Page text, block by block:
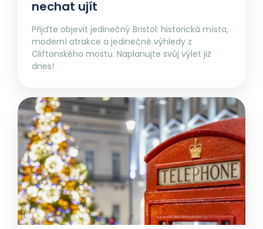
nechat ujít
Přijďte objevit jedinečný Bristol: historická místa,
moderní atrakce a jedinečné výhledy z
Cliftonského mostu. Naplanujte svůj výlet již
dnes!